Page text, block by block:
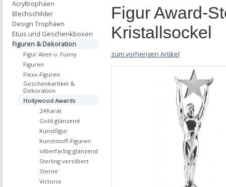
Figur Award-
Kristallsockel
zum vorherigen Artikel
Acryltrophäen
Blechschilder
Design Trophäen
Etuis und Geschenkboxen
Figuren & Dekoration
Figur Alien u. Funny
Figuren
Flexx-Figuren
Geschenkartikel &
Dekoration
Hollywood Awards
24Karat
Gold glänzend
Kunstfigur
Kunststoff-Figuren
silberfarbig glänzend
Sterling versilbert
Sterne
Victoria